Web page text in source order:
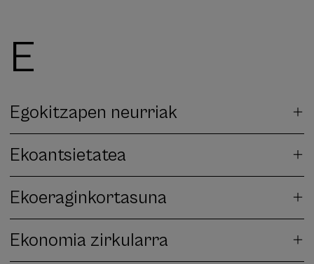
E
Egokitzapen neurriak
Ekoantsietatea
Ekoeraginkortasuna
Ekonomia zirkularra